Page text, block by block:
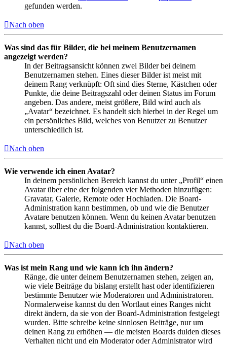
gefunden werden.
Nach oben
Was sind das für Bilder, die bei meinem Benutzernamen
angezeigt werden?
In der Beitragsansicht können zwei Bilder bei deinem
Benutzernamen stehen. Eines dieser Bilder ist meist mit
deinem Rang verknüpft: Oft sind dies Sterne, Kästchen oder
Punkte, die deine Beitragszahl oder deinen Status im Forum
angeben. Das andere, meist größere, Bild wird auch als
„Avatar“ bezeichnet. Es handelt sich hierbei in der Regel um
ein persönliches Bild, welches von Benutzer zu Benutzer
unterschiedlich ist.
Nach oben
Wie verwende ich einen Avatar?
In deinem persönlichen Bereich kannst du unter „Profil“ einen
Avatar über eine der folgenden vier Methoden hinzufügen:
Gravatar, Galerie, Remote oder Hochladen. Die Board-
Administration kann bestimmen, ob und wie die Benutzer
Avatare benutzen können. Wenn du keinen Avatar benutzen
kannst, solltest du die Board-Administration kontaktieren.
Nach oben
Was ist mein Rang und wie kann ich ihn ändern?
Ränge, die unter deinem Benutzernamen stehen, zeigen an,
wie viele Beiträge du bislang erstellt hast oder identifizieren
bestimmte Benutzer wie Moderatoren und Administratoren.
Normalerweise kannst du den Wortlaut eines Ranges nicht
direkt ändern, da sie von der Board-Administration festgelegt
wurden. Bitte schreibe keine sinnlosen Beiträge, nur um
deinen Rang zu erhöhen — die meisten Boards dulden dieses
Verhalten nicht und ein Moderator oder Administrator wird